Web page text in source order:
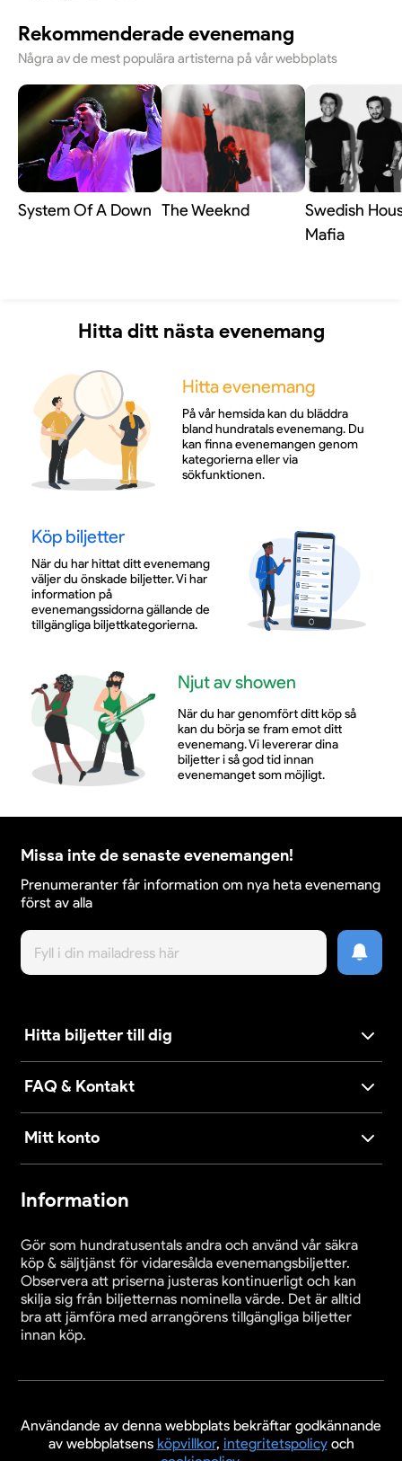
Rekommenderade evenemang
Några av de mest populära artisterna på vår webbplats
System Of A Down The Weeknd
Swedish
Mafia
Hitta ditt nästa evenemang
Hitta evenemang
På vår hemsida kan du bläddra
bland hundratals evenemang. Du
kan finna evenemangen genom
kategorierna eller via
sökfunktionen.
Köp biljetter
När du har hittat ditt evenemang
väljer du önskade biljetter. Vi har
information på
evenemangssidorna gällande de
tillgängliga biljettkategorierna.
Njut av showen
När du har genomfört ditt köp så
kan du börja se fram emot ditt
evenemang. Vi levererar dina
biljetter i så god tid innan
evenemanget som möjligt.
Missa inte de senaste evenemangen!
Prenumeranter får information om nya heta evenemang
först av alla
Hitta biljetter till dig
FAQ & Kontakt
Mitt konto
Information
Gör som hundratusentals andra och använd vår säkra
köp & säljtjänst för vidaresålda evenemangsbiljetter.
Observera att priserna justeras kontinuerligt och kan
skilja sig från biljetternas nominella värde. Det är alltid
bra att jämföra med arrangörens tillgängliga biljetter
innan köp.
Användande av denna webbplats bekräftar godkännande
av webbplatsens köpvillkor, integritetspolicyoch